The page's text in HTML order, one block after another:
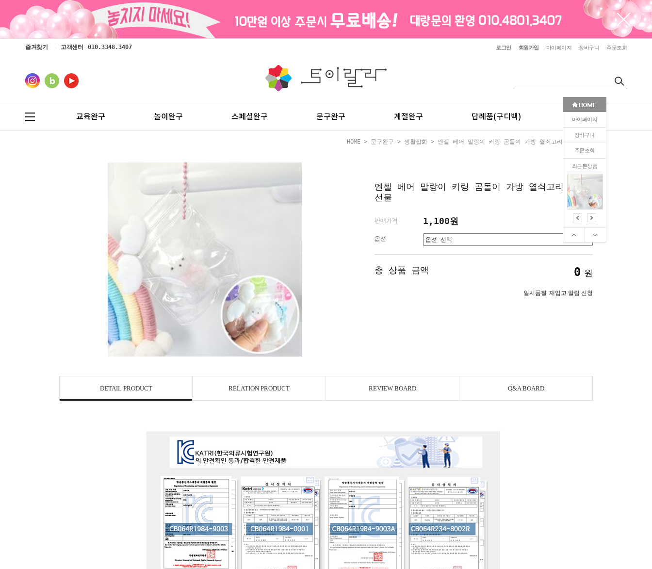
마이페이지
장바구니
주문조회
최근본상품
즐겨찾기 고객센터 010.3348.3407 로그인 회원가입 마이페이지 장바구니 주문조회
교육완구 놀이완구 스페셜완구 문구완구 계절완구 답례품(구디백) 판촉(인쇄)
HOME > 문구완구 > 생활잡화 > 엔젤 베어 말랑이 키링 곰돌이 가방 열쇠고리 애착 선물
0
엔젤 베어 말랑이 키링 곰돌이 가방 열쇠고리 애착
선물
판매가격 1,100원
옵션
총 상품 금액 0 원
일시품절 재입고 알림 신청
DETAIL PRODUCT RELATION PRODUCT REVIEW BOARD Q&A BOARD